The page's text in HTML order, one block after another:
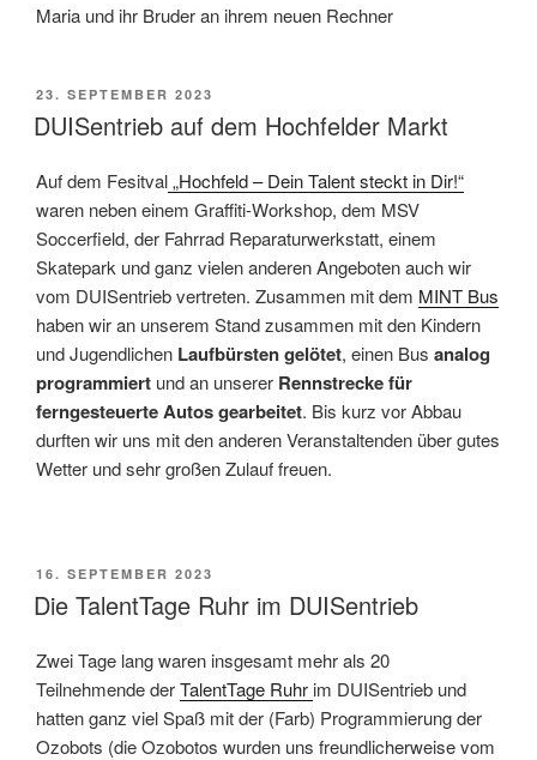
Maria und ihr Bruder an ihrem neuen Rechner
VERÖFFENTLICHT
AM
23. SEPTEMBER 2023
DUISentrieb auf dem Hochfelder Markt
Auf dem Fesitval„Hochfeld – Dein Talent steckt in Dir!“
waren neben einem Graffiti-Workshop, dem MSV
Soccerfield, der Fahrrad Reparaturwerkstatt, einem
Skatepark und ganz vielen anderen Angeboten auch wir
vom DUISentrieb vertreten. Zusammen mit dem MINT Bus
haben wir an unserem Stand zusammen mit den Kindern
und Jugendlichen Laufbürsten gelötet, einen Bus analog
programmiert und an unserer Rennstrecke für
ferngesteuerte Autos gearbeitet. Bis kurz vor Abbau
durften wir uns mit den anderen Veranstaltenden über gutes
Wetter und sehr großen Zulauf freuen.
VERÖFFENTLICHT
AM
16. SEPTEMBER 2023
Die TalentTage Ruhr im DUISentrieb
Zwei Tage lang waren insgesamt mehr als 20
Teilnehmende derTalentTage Ruhr im DUISentrieb und
hatten ganz viel Spaß mit der (Farb) Programmierung der
Ozobots (die Ozobotos wurden uns freundlicherweise vom